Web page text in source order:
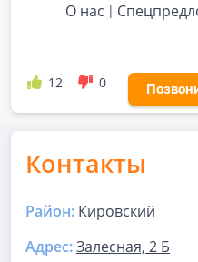
О нас
12 0
Контакты
Район: Кировский
Адрес:Залесная, 2 Б